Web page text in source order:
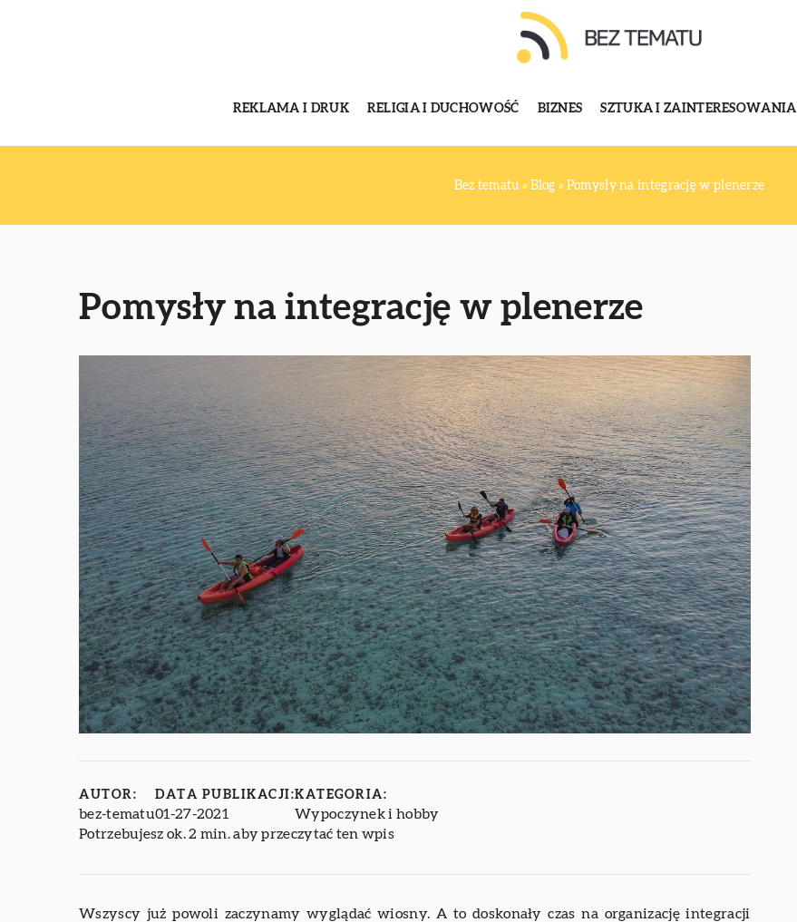
REKLAMA I DRUK RELIGIA I DUCHOWOŚĆ BIZNES SZTUKA I ZAINTERESOWANIA
Bez tematu » Blog » Pomysły na integrację w plenerze
Pomysły na integrację w plenerze
AUTOR:
bez-tematu
DATA PUBLIKACJI:
01-27-2021
KATEGORIA:
Wypoczynek i hobby
Potrzebujesz ok. 2 min. aby przeczytać ten wpis
Wszyscy już powoli zaczynamy wyglądać wiosny. A to doskonały czas na organizację integracji